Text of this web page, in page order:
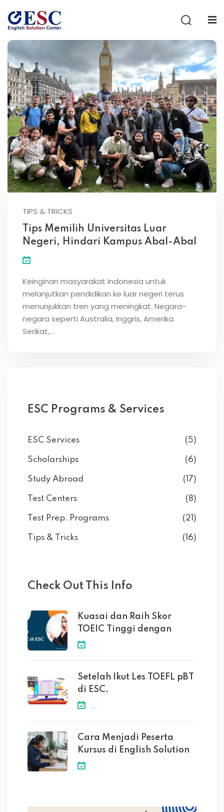
TIPS & TRICKS
Tips Memilih Universitas Luar
Negeri, Hindari Kampus Abal-Abal
Keinginan masyarakat Indonesia untuk
melanjutkan pendidikan ke luar negeri terus
menunjukkan tren yang meningkat. Negara-
negara seperti Australia, Inggris, Amerika
Serikat,…
ESC Programs & Services
ESC Services (5)
Scholarships (6)
Study Abroad (17)
Test Centers (8)
Test Prep. Programs (21)
Tips & Tricks (16)
Check Out This Info
Kuasai dan Raih Skor
TOEIC Tinggi dengan
Setelah Ikut Les TOEFL pBT
di ESC,
Cara Menjadi Peserta
Kursus di English Solution
Sign in
Don’t have an account?Sign up
Remember me Lost your password?